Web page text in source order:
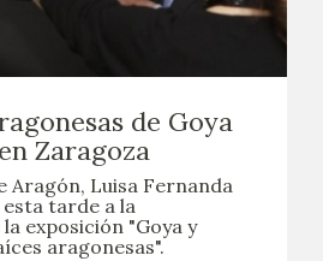
de Goya
Zaragoza
Aragón, Luisa Fernanda
esta tarde a la
exposición "Goya y
aragonesas".